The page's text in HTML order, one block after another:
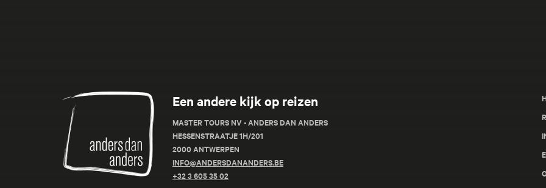
Anders
dan
Anders
Een andere kijk op reizen
MASTER TOURS NV - ANDERS DAN ANDERS
HESSENSTRAATJE 1H/201
2000 ANTWERPEN
INFO@ANDERSDANANDERS.BE
+32 3 605 35 02